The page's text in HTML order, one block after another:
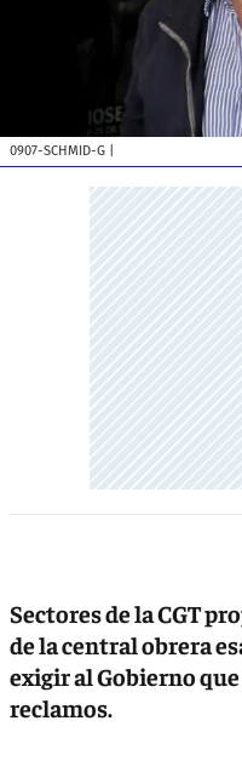
0907-SCHMID-G
Sectores de la CGT
de la central obrera
exigir al Gobierno
reclamos.